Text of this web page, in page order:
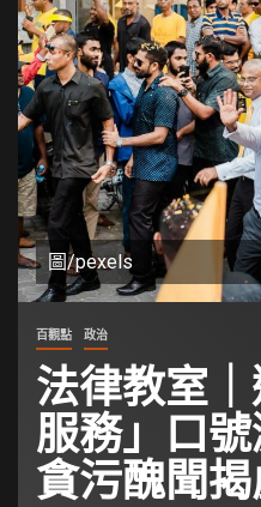
圖/pexels
百觀點 政治
法律教室
服務」口
貪污醜聞